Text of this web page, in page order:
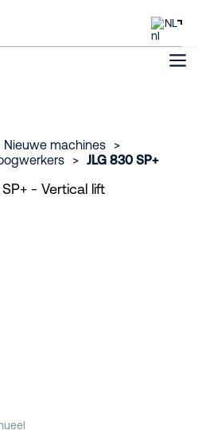
NL
Nieuwe machines
>
> JLG 830 SP+